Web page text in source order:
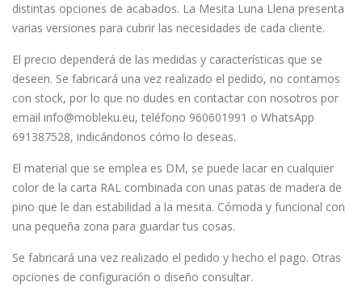
distintas opciones de acabados. La Mesita Luna Llena presenta
varias versiones para cubrir las necesidades de cada cliente.
El precio dependerá de las medidas y características que se
deseen. Se fabricará una vez realizado el pedido, no contamos
con stock, por lo que no dudes en contactar con nosotros por
email info@mobleku.eu, teléfono 960601991 o WhatsApp
691387528, indicándonos cómo lo deseas.
El material que se emplea es DM, se puede lacar en cualquier
color de la carta RAL combinada con unas patas de madera de
pino que le dan estabilidad a la mesita. Cómoda y funcional con
una pequeña zona para guardar tus cosas.
Se fabricará una vez realizado el pedido y hecho el pago. Otras
opciones de configuración o diseño consultar.